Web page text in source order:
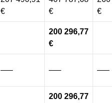
€
€
€
200 296,77
€
—– —– —–
200 296,77